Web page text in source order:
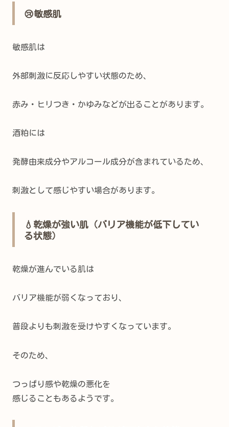
😢敏感肌
敏感肌は
外部刺激に反応しやすい状態のため、
赤み・ヒリつき・かゆみなどが出ることがあります。
酒粕には
発酵由来成分やアルコール成分が含まれているため、
刺激として感じやすい場合があります。
💧乾燥が強い肌（バリア機能が低下してい
る状態）
乾燥が進んでいる肌は
バリア機能が弱くなっており、
普段よりも刺激を受けやすくなっています。
そのため、
つっぱり感や乾燥の悪化を
感じることもあるようです。